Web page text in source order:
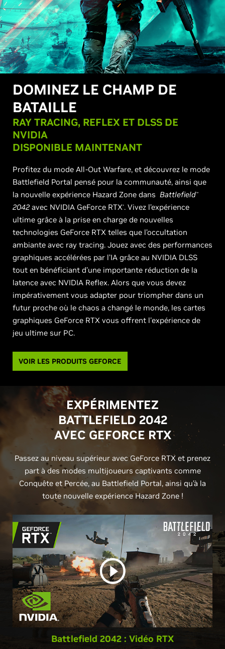
DOMINEZ LE CHAMP DE
BATAILLE
RAY TRACING, REFLEX ET DLSS DE
NVIDIA
DISPONIBLE MAINTENANT
Profitez du mode All-Out Warfare, et découvrez le mode
Battlefield Portal pensé pour la communauté, ainsi que
la nouvelle expérience Hazard Zone dans Battlefield™
2042 avec NVIDIA GeForce RTX®. Vivez l’expérience
ultime grâce à la prise en charge de nouvelles
technologies GeForce RTX telles que l’occultation
ambiante avec ray tracing. Jouez avec des performances
graphiques accélérées par l’IA grâce au NVIDIA DLSS
tout en bénéficiant d’une importante réduction de la
latence avec NVIDIA Reflex. Alors que vous devez
impérativement vous adapter pour triompher dans un
futur proche où le chaos a changé le monde, les cartes
graphiques GeForce RTX vous offrent l'expérience de
jeu ultime sur PC.
VOIR LES PRODUITS GEFORCE
EXPÉRIMENTEZ
BATTLEFIELD 2042
AVEC GEFORCE RTX
Passez au niveau supérieur avec GeForce RTX et prenez
part à des modes multijoueurs captivants comme
Conquête et Percée, au Battlefield Portal, ainsi qu’à la
toute nouvelle expérience Hazard Zone !
Battlefield 2042 : Vidéo RTX